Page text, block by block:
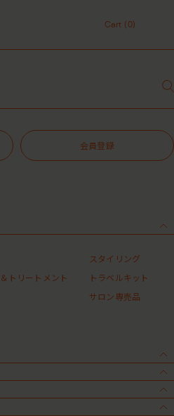
ントサービスについてのご案内
30ポイントプレゼント中！
ンディショナーサンプル（２種）プレ
、「ピュアクラリファイングマスク
ントサービスについてのご案内
30ポイントプレゼント中！
Cart (0)
会員登録
トリートメント
スタイリング
トラベルキット
サロン専売品